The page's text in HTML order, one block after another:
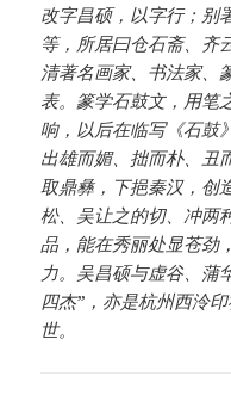
改字昌硕，以字行；别
等，所居曰仓石斋、齐
清著名画家、书法家、
表。篆学石鼓文，用笔
响，以后在临写《石鼓
出雄而媚、拙而朴、丑
取鼎彝，下挹秦汉，创
松、吴让之的切、冲两
品，能在秀丽处显苍劲
力。吴昌硕与虚谷、蒲
四杰”，亦是杭州西泠
世。